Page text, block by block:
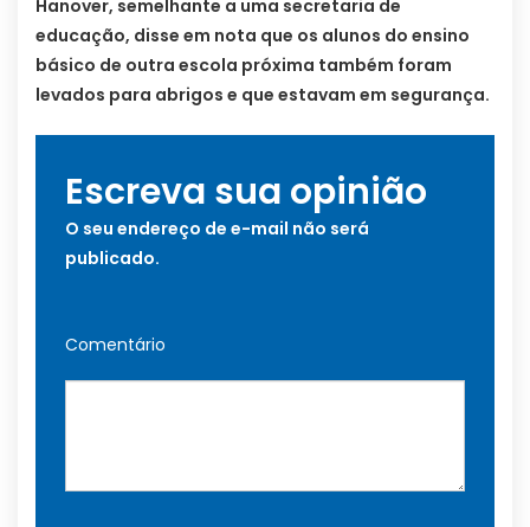
Hanover, semelhante a uma secretaria de
educação, disse em nota que os alunos do ensino
básico de outra escola próxima também foram
levados para abrigos e que estavam em segurança.
Escreva sua opinião
O seu endereço de e-mail não será
publicado.
Comentário